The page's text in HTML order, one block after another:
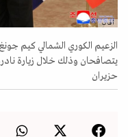
أ ف ب
الزعيم الكوري الشمالي كيم
حزيران